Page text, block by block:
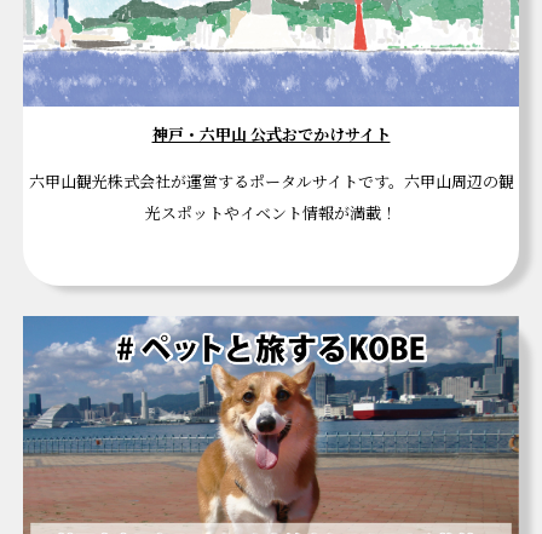
神戸・六甲山 公式おでかけサイト
六甲山観光株式会社が運営するポータルサイトです。六甲山周辺の観
光スポットやイベント情報が満載！